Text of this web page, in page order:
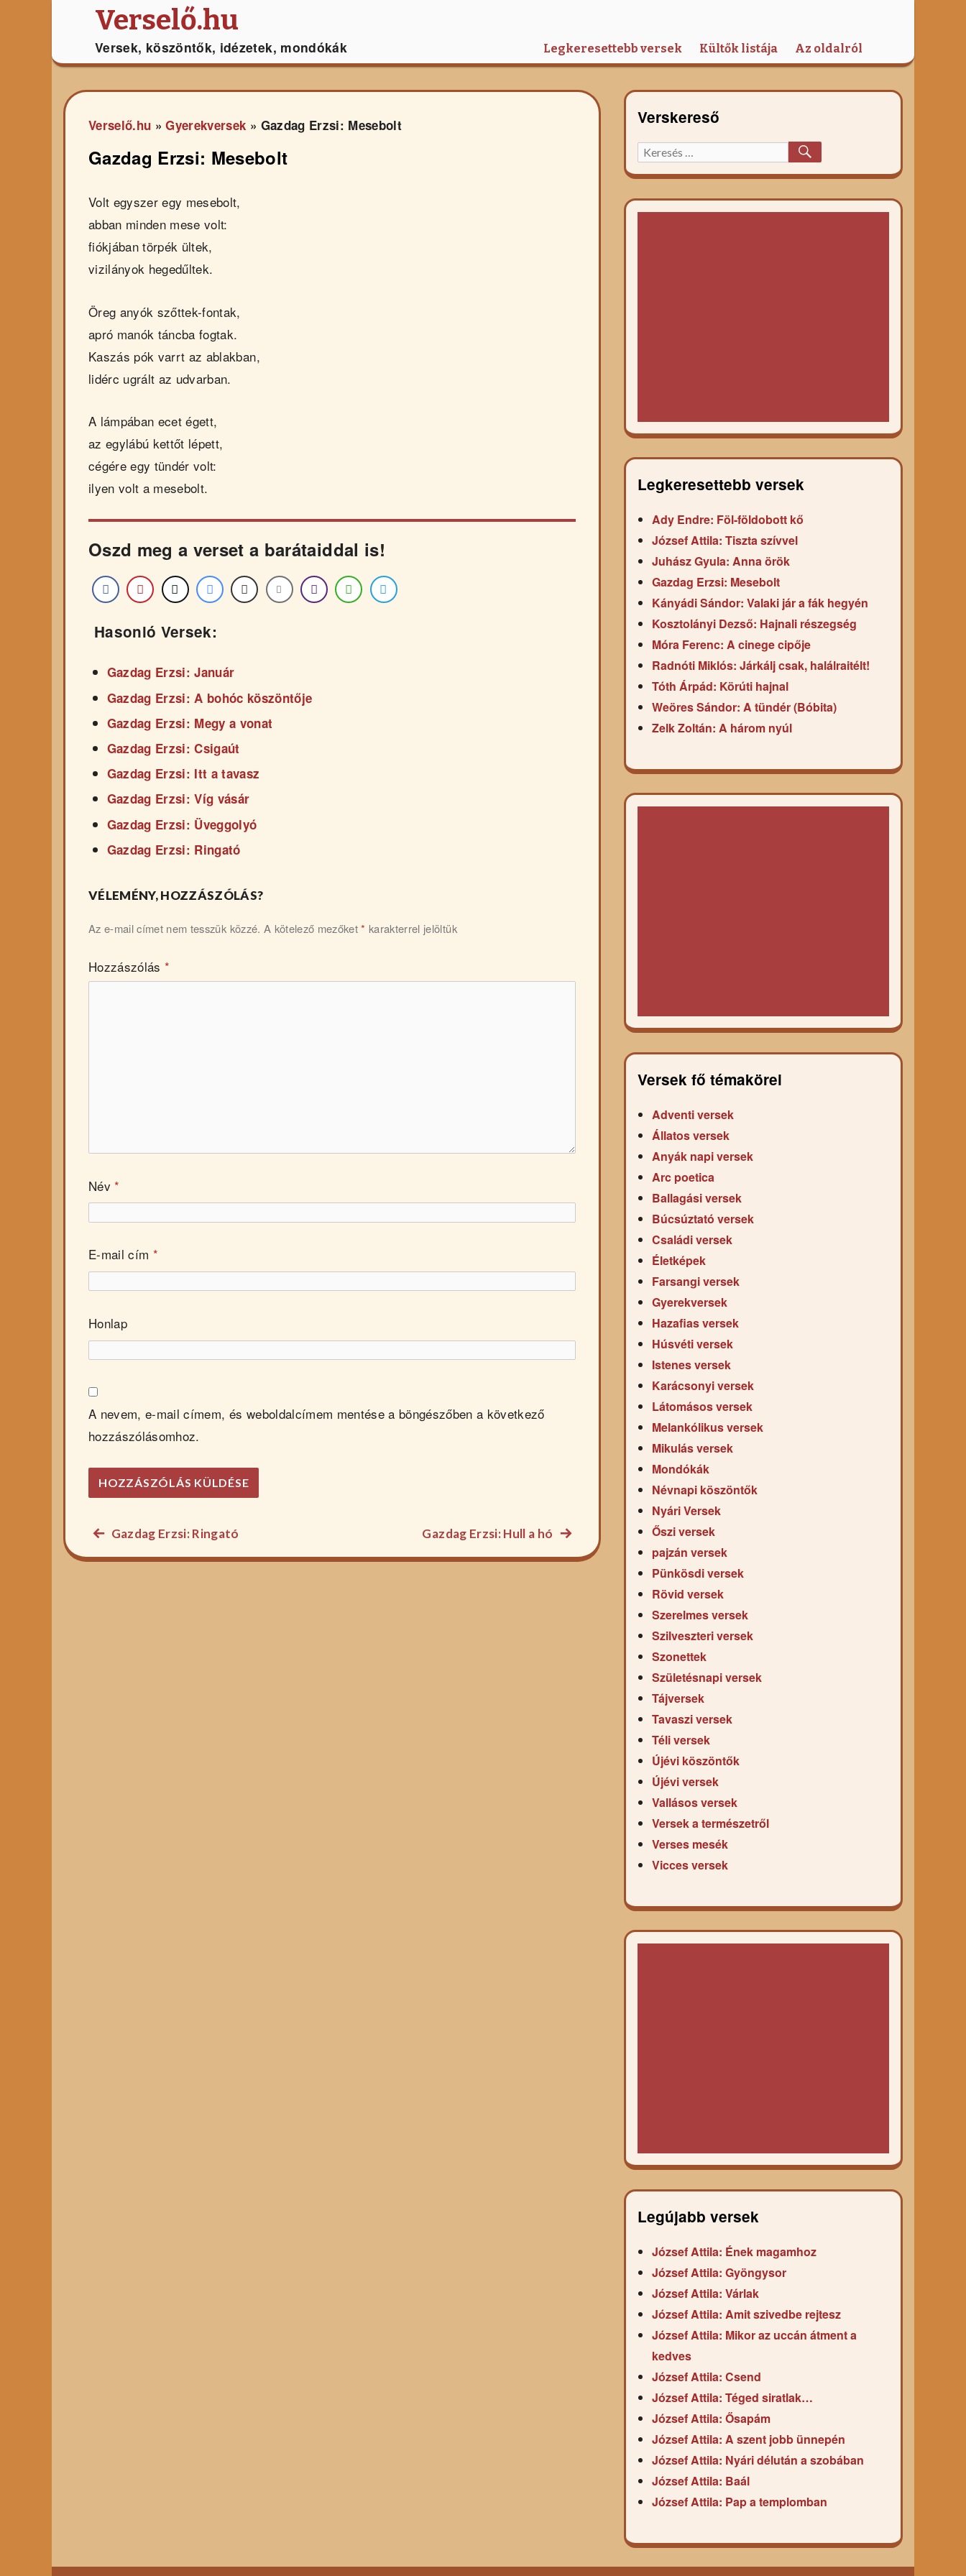
Verselő.hu
Versek, köszöntők, idézetek, mondókák Legkeresettebb versek Kültők listája Az oldalról
Verselő.hu »Gyerekversek » Gazdag Erzsi: Mesebolt
Gazdag Erzsi: Mesebolt
Volt egyszer egy mesebolt,
abban minden mese volt:
fiókjában törpék ültek,
vizilányok hegedűltek.
Öreg anyók szőttek-fontak,
apró manók táncba fogtak.
Kaszás pók varrt az ablakban,
lidérc ugrált az udvarban.
A lámpában ecet égett,
az egylábú kettőt lépett,
cégére egy tündér volt:
ilyen volt a mesebolt.
Oszd meg a verset a barátaiddal is!
Hasonló Versek:
Gazdag Erzsi: Január
Gazdag Erzsi: A bohóc köszöntője
Gazdag Erzsi: Megy a vonat
Gazdag Erzsi: Csigaút
Gazdag Erzsi: Itt a tavasz
Gazdag Erzsi: Víg vásár
Gazdag Erzsi: Üveggolyó
Gazdag Erzsi: Ringató
VÉLEMÉNY, HOZZÁSZÓLÁS?
Az e-mail címet nem tesszük közzé. A kötelező mezőket* karakterrel jelöltük
Hozzászólás *
Név *
E-mail cím *
Honlap
A nevem, e-mail címem, és weboldalcímem mentése a böngészőben a következő
hozzászólásomhoz.
Bejegyzés
Előző
főzelék
Gazdag Erzsi: Ringató Gazdag Erzsi: Hull a hó Következő
főzelék
Verskereső
Keresett
főzelék
Legkeresettebb versek
Ady Endre: Föl-földobott kő
József Attila: Tiszta szívvel
Juhász Gyula: Anna örök
Gazdag Erzsi: Mesebolt
Kányádi Sándor: Valaki jár a fák hegyén
Kosztolányi Dezső: Hajnali részegség
Móra Ferenc: A cinege cipője
Radnóti Miklós: Járkálj csak, halálraitélt!
Tóth Árpád: Körúti hajnal
Weöres Sándor: A tündér (Bóbita)
Zelk Zoltán: A három nyúl
Versek fő témakörei
Adventi versek
Állatos versek
Anyák napi versek
Arc poetica
Ballagási versek
Búcsúztató versek
Családi versek
Életképek
Farsangi versek
Gyerekversek
Hazafias versek
Húsvéti versek
Istenes versek
Karácsonyi versek
Látomásos versek
Melankólikus versek
Mikulás versek
Mondókák
Névnapi köszöntők
Nyári Versek
Őszi versek
pajzán versek
Pünkösdi versek
Rövid versek
Szerelmes versek
Szilveszteri versek
Szonettek
Születésnapi versek
Tájversek
Tavaszi versek
Téli versek
Újévi köszöntők
Újévi versek
Vallásos versek
Versek a természetről
Verses mesék
Vicces versek
Legújabb versek
József Attila: Ének magamhoz
József Attila: Gyöngysor
József Attila: Várlak
József Attila: Amit szivedbe rejtesz
József Attila: Mikor az uccán átment a
kedves
József Attila: Csend
József Attila: Téged siratlak…
József Attila: Ősapám
József Attila: A szent jobb ünnepén
József Attila: Nyári délután a szobában
József Attila: Baál
József Attila: Pap a templomban